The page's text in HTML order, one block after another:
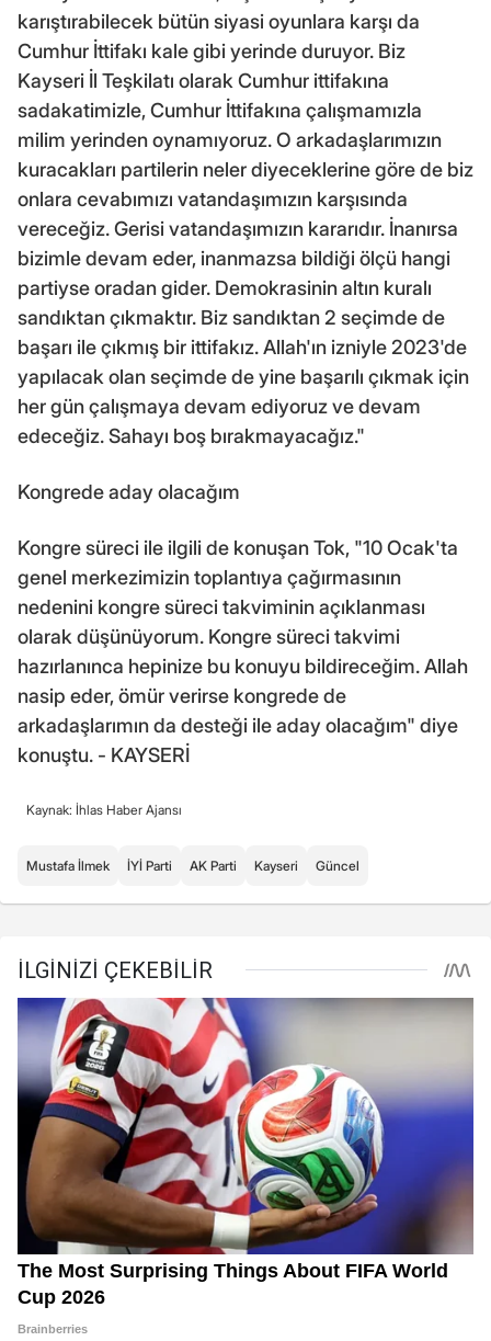
karıştırabilecek bütün siyasi oyunlara karşı da
Cumhur İttifakı kale gibi yerinde duruyor. Biz
Kayseri İl Teşkilatı olarak Cumhur ittifakına
sadakatimizle, Cumhur İttifakına çalışmamızla
milim yerinden oynamıyoruz. O arkadaşlarımızın
kuracakları partilerin neler diyeceklerine göre de biz
onlara cevabımızı vatandaşımızın karşısında
vereceğiz. Gerisi vatandaşımızın kararıdır. İnanırsa
bizimle devam eder, inanmazsa bildiği ölçü hangi
partiyse oradan gider. Demokrasinin altın kuralı
sandıktan çıkmaktır. Biz sandıktan 2 seçimde de
başarı ile çıkmış bir ittifakız. Allah'ın izniyle 2023'de
yapılacak olan seçimde de yine başarılı çıkmak için
her gün çalışmaya devam ediyoruz ve devam
edeceğiz. Sahayı boş bırakmayacağız."
Kongrede aday olacağım
Kongre süreci ile ilgili de konuşan Tok, "10 Ocak'ta
genel merkezimizin toplantıya çağırmasının
nedenini kongre süreci takviminin açıklanması
olarak düşünüyorum. Kongre süreci takvimi
hazırlanınca hepinize bu konuyu bildireceğim. Allah
nasip eder, ömür verirse kongrede de
arkadaşlarımın da desteği ile aday olacağım" diye
konuştu. - KAYSERİ
Kaynak: İhlas Haber Ajansı
Mustafa İlmek İYİ Parti AK Parti Kayseri Güncel